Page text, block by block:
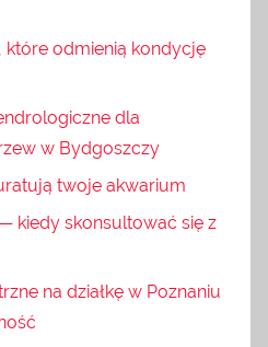
odmienią kondycję
dla
w Bydgoszczy
twoje akwarium
kiedy skonsultować się z
na działkę w Poznaniu